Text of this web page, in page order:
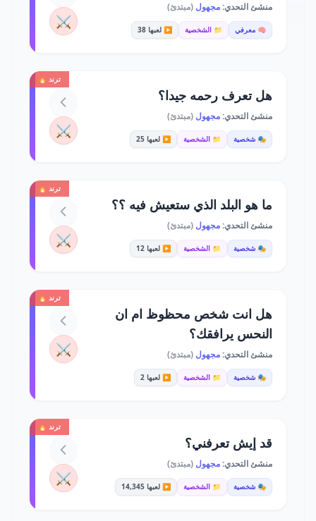
منشئ التحدي:مجهول (مبتدئ)
🧠 معرفي 📁 الشخصية ▶️ لعبها 38 ⚔️
ترند 🔥
هل تعرف رحمه جيدا؟
منشئ التحدي:مجهول (مبتدئ)
🎭 شخصية 📁 الشخصية ▶️ لعبها 25 ⚔️
ترند 🔥
ما هو البلد الذي ستعيش فيه ؟؟
منشئ التحدي:مجهول (مبتدئ)
🎭 شخصية 📁 الشخصية ▶️ لعبها 12 ⚔️
ترند 🔥
هل انت شخص محظوظ ام ان
النحس يرافقك؟
منشئ التحدي:مجهول (مبتدئ)
🎭 شخصية 📁 الشخصية ▶️ لعبها 2
⚔️
ترند 🔥
قد إيش تعرفني؟
منشئ التحدي:مجهول (مبتدئ)
🎭 شخصية 📁 الشخصية ▶️ لعبها 14,345 ⚔️